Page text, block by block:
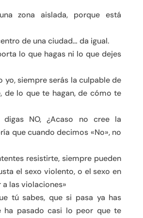
zona aislada, porque está
de una ciudad… da igual.
lo que hagas ni lo que dejes
yo, siempre serás la culpable de
de lo que te hagan, de cómo te
NO, ¿Acaso no cree la
que cuando decimos «No», no
resistirte, siempre pueden
el sexo violento, o el sexo en
a las violaciones»
tú sabes, que si pasa ya has
ha pasado casi lo peor que te